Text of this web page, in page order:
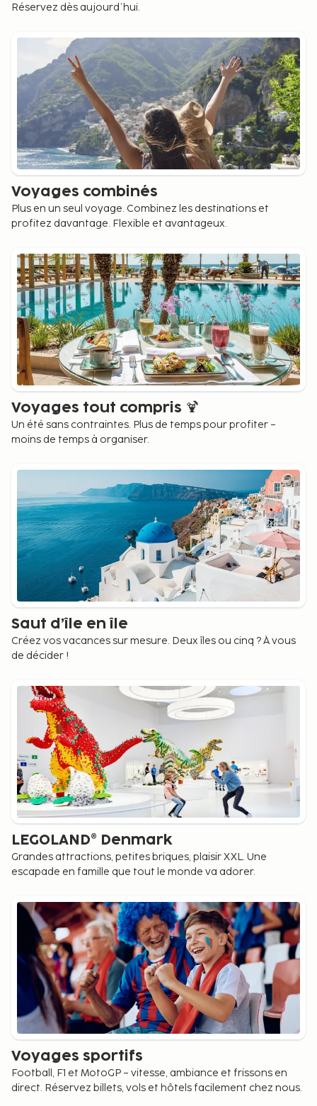
Réservez dès aujourd’hui.
Voyages combinés
Plus en un seul voyage. Combinez les destinations et
profitez davantage. Flexible et avantageux.
Voyages tout compris 🍹
Un été sans contraintes. Plus de temps pour profiter –
moins de temps à organiser.
Saut d’île en île
Créez vos vacances sur mesure. Deux îles ou cinq ? À vous
de décider !
LEGOLAND® Denmark
Grandes attractions, petites briques, plaisir XXL. Une
escapade en famille que tout le monde va adorer.
Voyages sportifs
Football, F1 et MotoGP – vitesse, ambiance et frissons en
direct. Réservez billets, vols et hôtels facilement chez nous.